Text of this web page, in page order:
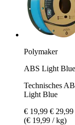
Polymaker
ABS Light Blue
Technisches
Light Blue
€ 19,99 € 29,99
(€ 19,99 / kg)